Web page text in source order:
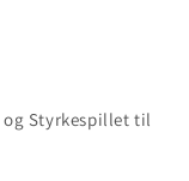
Styrkespillet til